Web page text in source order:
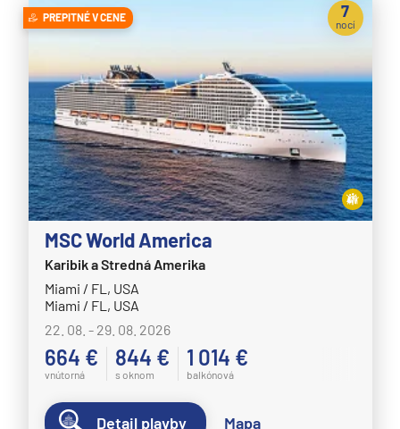
PREPITNÉ V CENE
MSC World America
Karibik a Stredná Amerika
Miami / FL, USA
Miami / FL, USA
22. 08. - 29. 08. 2026
664 €
vnútorná
844 €
s oknom
1 014 €
balkónová
7
nocí
Detail plavby Mapa